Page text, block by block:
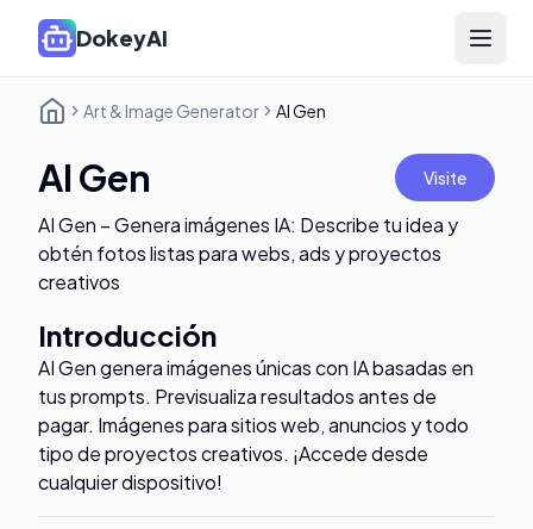
DokeyAI Open
Art & Image Generator AI Gen
AI Gen Visite
AI Gen – Genera imágenes IA: Describe tu idea y
obtén fotos listas para webs, ads y proyectos
creativos
Introducción
AI Gen genera imágenes únicas con IA basadas en
tus prompts. Previsualiza resultados antes de
pagar. Imágenes para sitios web, anuncios y todo
tipo de proyectos creativos. ¡Accede desde
cualquier dispositivo!